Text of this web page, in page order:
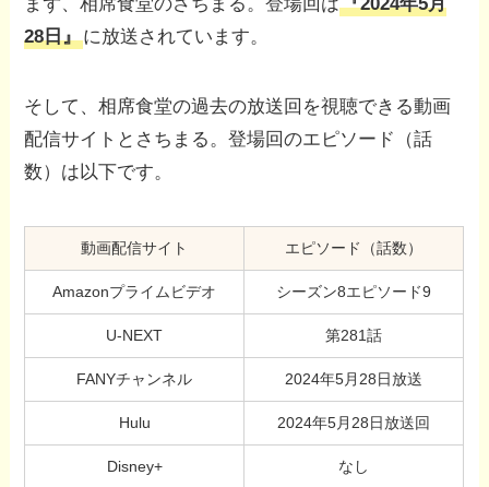
28日』に放送されています。
そして、相席食堂の過去の放送回を視聴できる動画
配信サイトとさちまる。登場回のエピソード（話
数）は以下です。
動画配信サイト エピソード（話数）
Amazonプライムビデオ シーズン8エピソード9
U-NEXT 第281話
FANYチャンネル 2024年5月28日放送
Hulu 2024年5月28日放送回
Disney+ なし